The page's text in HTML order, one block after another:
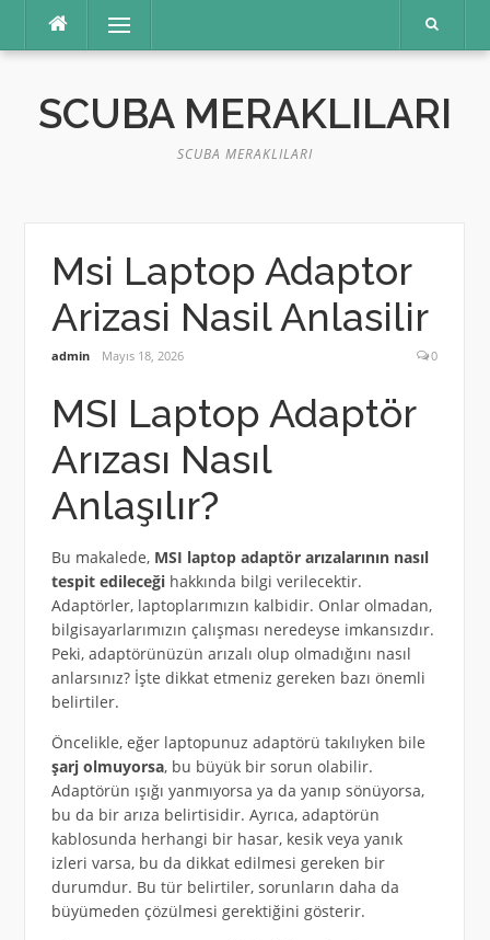
Menü
SCUBA MERAKLILARI
SCUBA MERAKLILARI
Msi Laptop Adaptor
Arizasi Nasil Anlasilir
admin Mayıs 18, 2026 0
MSI Laptop Adaptör
Arızası Nasıl
Anlaşılır?
Bu makalede, MSI laptop adaptör arızalarının nasıl
tespit edileceğihakkında bilgi verilecektir.
Adaptörler, laptoplarımızın kalbidir. Onlar olmadan,
bilgisayarlarımızın çalışması neredeyse imkansızdır.
Peki, adaptörünüzün arızalı olup olmadığını nasıl
anlarsınız? İşte dikkat etmeniz gereken bazı önemli
belirtiler.
Öncelikle, eğer laptopunuz adaptörü takılıyken bile
şarj olmuyorsa, bu büyük bir sorun olabilir.
Adaptörün ışığı yanmıyorsa ya da yanıp sönüyorsa,
bu da bir arıza belirtisidir. Ayrıca, adaptörün
kablosunda herhangi bir hasar, kesik veya yanık
izleri varsa, bu da dikkat edilmesi gereken bir
durumdur. Bu tür belirtiler, sorunların daha da
büyümeden çözülmesi gerektiğini gösterir.